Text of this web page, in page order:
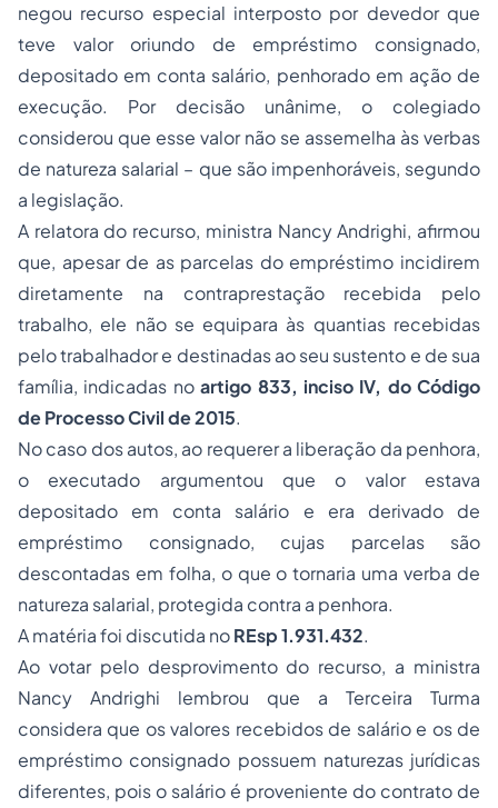
negou recurso especial interposto por devedor que
teve valor oriundo de empréstimo consignado,
depositado em conta salário, penhorado em ação de
execução. Por decisão unânime, o colegiado
considerou que esse valor não se assemelha às verbas
de natureza salarial – que são impenhoráveis, segundo
a legislação.
A relatora do recurso, ministra Nancy Andrighi, afirmou
que, apesar de as parcelas do empréstimo incidirem
diretamente na contraprestação recebida pelo
trabalho, ele não se equipara às quantias recebidas
pelo trabalhador e destinadas ao seu sustento e de sua
família, indicadas noartigo 833, inciso IV, do Código
de Processo Civil de 2015.
No caso dos autos, ao requerer a liberação da penhora,
o executado argumentou que o valor estava
depositado em conta salário e era derivado de
empréstimo consignado, cujas parcelas são
descontadas em folha, o que o tornaria uma verba de
natureza salarial, protegida contra a penhora.
A matéria foi discutida noREsp 1.931.432.
Ao votar pelo desprovimento do recurso, a ministra
Nancy Andrighi lembrou que a Terceira Turma
considera que os valores recebidos de salário e os de
empréstimo consignado possuem naturezas jurídicas
diferentes, pois o salário é proveniente do contrato de